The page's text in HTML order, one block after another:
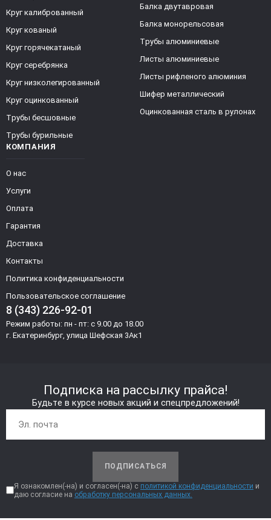
КОМПАНИЯ
О нас
Услуги
Оплата
Гарантия
Доставка
Контакты
Политика конфиденциальности
Пользовательское соглашение
8 (343) 226-92-01
Режим работы: пн - пт: с 9.00 до 18.00
г. Екатеринбург, улица Шефская 3Ак1
Круг калиброванный
Круг кованый
Круг горячекатаный
Круг серебрянка
Круг низколегированный
Круг оцинкованный
Трубы бесшовные
Трубы бурильные
Балка двутавровая
Балка монорельсовая
Трубы алюминиевые
Листы алюминиевые
Листы рифленого алюминия
Шифер металлический
Оцинкованная сталь в рулонах
Подписка на рассылку прайса!
Будьте в курсе новых акций и спецпредложений!
ПОДПИСАТЬСЯ
Я ознакомлен(-на) и согласен(-на) с политикой конфиденциальности и
даю согласие на обработку персональных данных.